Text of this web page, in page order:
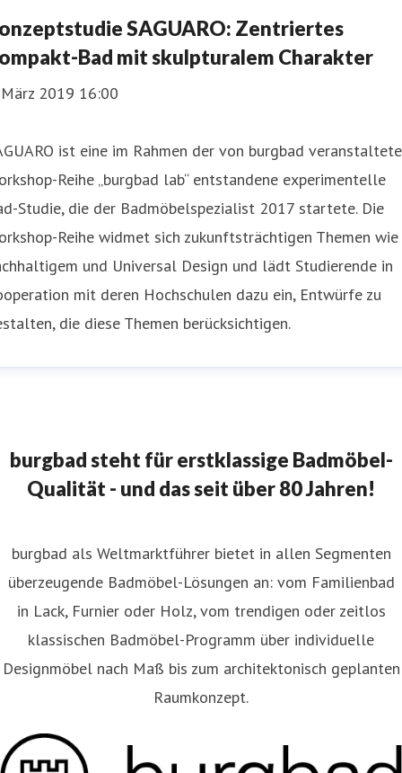
SAGUARO: Zentriertes
Bad mit skulpturalem Charakter
2019 16:00
ist eine im Rahmen der von burgbad
Reihe „burgbad lab“ entstandene experimentelle
Studie, die der Badmöbelspezialist 2017 startete. Die
Reihe widmet sich zukunftsträchtigen Themen wie
und Universal Design und lädt Studierende in
mit deren Hochschulen dazu ein, Entwürfe zu
die diese Themen berücksichtigen.
burgbad steht für erstklassige Badmöbel-
Qualität - und das seit über 80 Jahren!
burgbad als Weltmarktführer bietet in allen Segmenten
überzeugende Badmöbel-Lösungen an: vom Familienbad
in Lack, Furnier oder Holz, vom trendigen oder zeitlos
klassischen Badmöbel-Programm über individuelle
Designmöbel nach Maß bis zum architektonisch geplanten
Raumkonzept.